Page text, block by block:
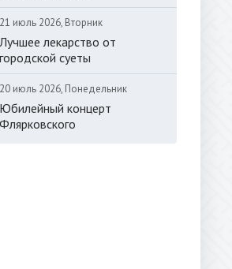
21 июль 2026, Вторник
Лучшее лекарство от
городской суеты
20 июль 2026, Понедельник
Юбилейный концерт
Флярковского